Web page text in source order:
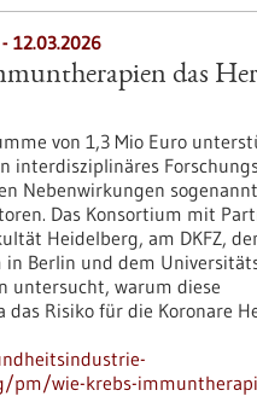
12.03.2026
das
von 1,3 Mio Euro
interdisziplinäres
Nebenwirkungen
Das Konsortium mit
Heidelberg, am DKFZ,
in Berlin und dem
untersucht, warum diese
das Risiko für die Koronare
pm/wie-krebs-